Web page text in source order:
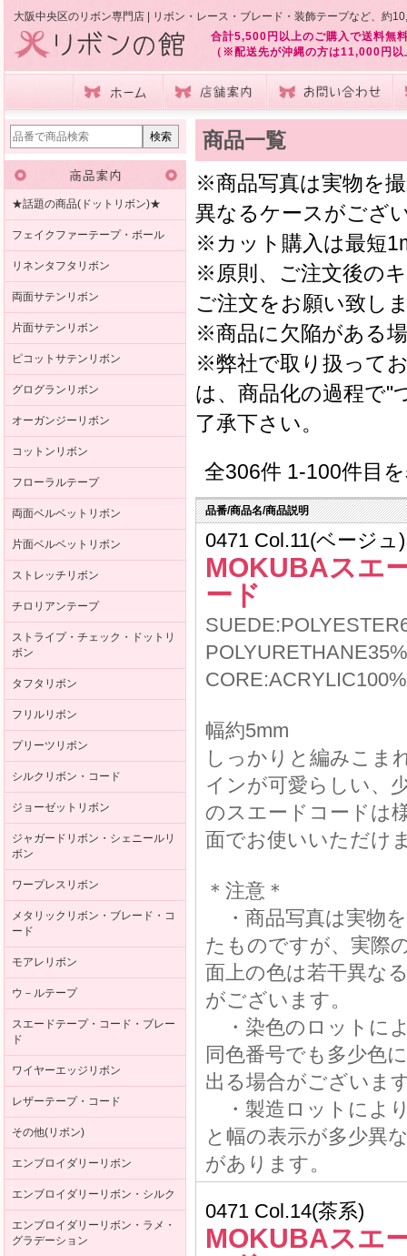
大阪中央区のリボン専門店 | リボン・レース・ブレード・装飾テープなど、約
合計5,500円以上のご購入で送料無
（※配送先が沖縄の方は11,000円
★話題の商品(ドットリボン)★
フェイクファーテープ・ボール
リネンタフタリボン
両面サテンリボン
片面サテンリボン
ピコットサテンリボン
グログランリボン
オーガンジーリボン
コットンリボン
フローラルテープ
両面ベルベットリボン
片面ベルベットリボン
ストレッチリボン
チロリアンテープ
ストライプ・チェック・ドットリ
ボン
タフタリボン
フリルリボン
プリーツリボン
シルクリボン・コード
ジョーゼットリボン
ジャガードリボン・シェニールリ
ボン
ワープレスリボン
メタリックリボン・ブレード・コ
ード
モアレリボン
ウ－ルテープ
スエードテープ・コード・ブレー
ド
ワイヤーエッジリボン
レザーテープ・コード
その他(リボン)
エンブロイダリーリボン
エンブロイダリーリボン・シルク
エンブロイダリーリボン・ラメ・
グラデーション
商品一覧
※商品写真は実物を
異なるケースがござ
※カット購入は最短
※原則、ご注文後の
ご注文をお願い致し
※商品に欠陥がある
※弊社で取り扱って
は、商品化の過程で"
了承下さい。
全306件 1-100件目
品番/商品名/商品説明
0471 Col.11(ベージュ)
MOKUBAスエ
ード
POLYURETHANE35%
CORE:ACRYLIC100%
幅約5mm
しっかりと編みこま
インが可愛らしい、
のスエードコードは
面でお使いいただけ
＊注意＊
・商品写真は実物
たものですが、実際
面上の色は若干異な
がございます。
・染色のロットに
同色番号でも多少色
出る場合がございま
・製造ロットによ
と幅の表示が多少異
があります。
0471 Col.14(茶系)
MOKUBAスエ